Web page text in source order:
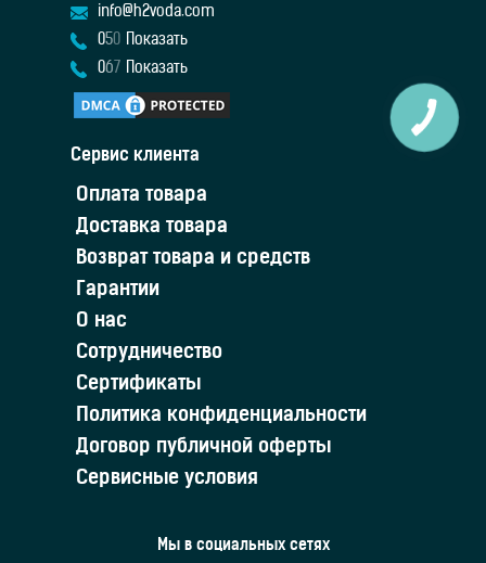
info@h2voda.com
050 Показать
067 Показать
Сервис клиента
Оплата товара
Доставка товара
Возврат товара и средств
Гарантии
О нас
Сотрудничество
Сертификаты
Политика конфиденциальности
Договор публичной оферты
Сервисные условия
Мы в социальных сетях